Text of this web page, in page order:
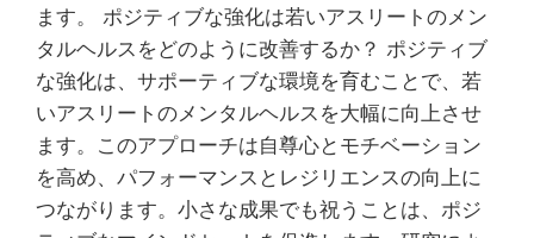
ます。 ポジティブな強化は若いアスリートのメン
タルヘルスをどのように改善するか？ ポジティブ
な強化は、サポーティブな環境を育むことで、若
いアスリートのメンタルヘルスを大幅に向上させ
ます。このアプローチは自尊心とモチベーション
を高め、パフォーマンスとレジリエンスの向上に
つながります。小さな成果でも祝うことは、ポジ